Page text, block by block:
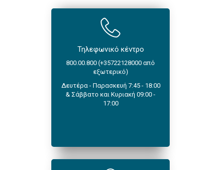
Τηλεφωνικό κέντρο
800.00.800 (+35722128000 από
εξωτερικό)
Δευτέρα - Παρασκευή 7:45 - 18:00
& Σάββατο και Κυριακή 09:00 -
17:00